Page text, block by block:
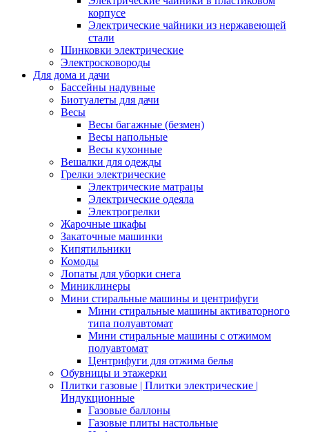
корпусе
Электрические чайники из нержавеющей
стали
Шинковки электрические
Электросковороды
Для дома и дачи
Бассейны надувные
Биотуалеты для дачи
Весы
Весы багажные (безмен)
Весы напольные
Весы кухонные
Вешалки для одежды
Грелки электрические
Электрические матрацы
Электрические одеяла
Электрогрелки
Жарочные шкафы
Закаточные машинки
Кипятильники
Комоды
Лопаты для уборки снега
Миниклинеры
Мини стиральные машины и центрифуги
Мини стиральные машины активаторного
типа полуавтомат
Мини стиральные машины с отжимом
полуавтомат
Центрифуги для отжима белья
Обувницы и этажерки
Плитки газовые | Плитки электрические |
Индукционные
Газовые баллоны
Газовые плиты настольные